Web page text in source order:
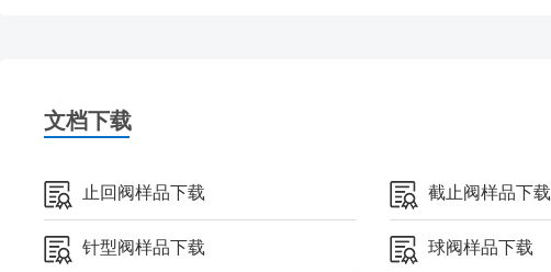
文档下载
止回阀样品下载 截止阀样品下载
针型阀样品下载 球阀样品下载